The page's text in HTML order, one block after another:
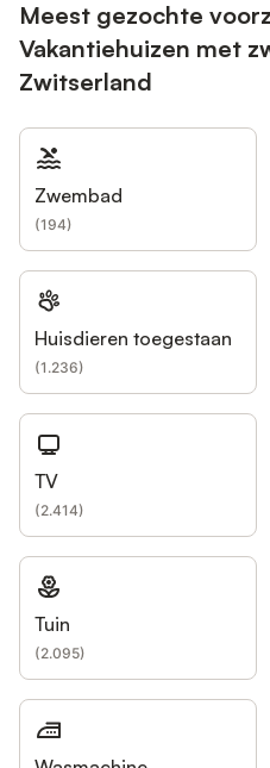
Meest gezochte
Vakantiehuizen met
Zwitserland
Zwembad
(194)
Huisdieren toegestaan
(1.236)
TV
(2.414)
Tuin
(2.095)